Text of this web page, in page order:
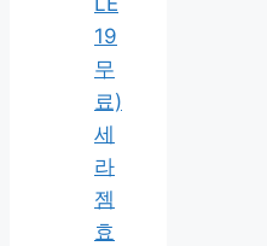
19
무
료)
세
라
젬
효